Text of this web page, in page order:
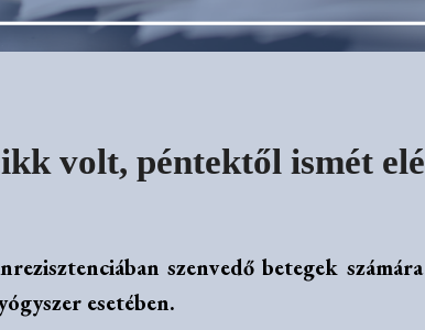
volt, péntektől ismét
szenvedő betegek
esetében.